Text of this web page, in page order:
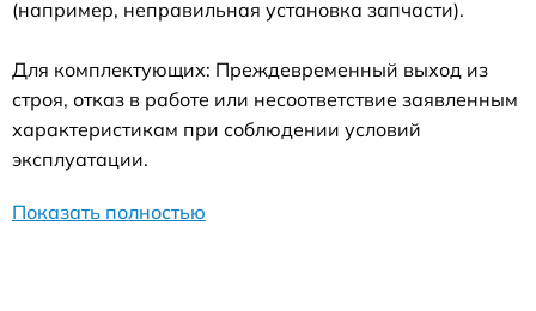
(например, неправильная установка запчасти).
Для комплектующих: Преждевременный выход из
строя, отказ в работе или несоответствие заявленным
характеристикам при соблюдении условий
эксплуатации.
Показать полностью